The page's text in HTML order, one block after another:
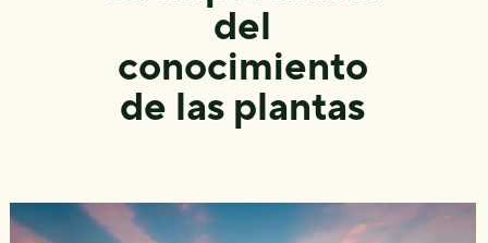
del
conocimiento
de las plantas